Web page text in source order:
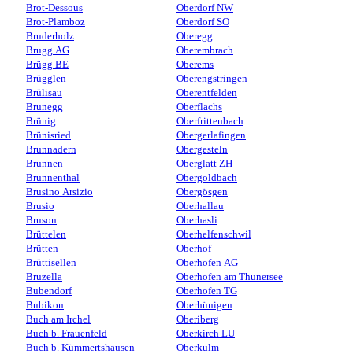
Brot-Dessous
Brot-Plamboz
Bruderholz
Brugg AG
Brügg BE
Brügglen
Brülisau
Brunegg
Brünig
Brünisried
Brunnadern
Brunnen
Brunnenthal
Brusino Arsizio
Brusio
Bruson
Brüttelen
Brütten
Brüttisellen
Bruzella
Bubendorf
Bubikon
Buch am Irchel
Buch b. Frauenfeld
Buch b. Kümmertshausen
Oberdorf NW
Oberdorf SO
Oberegg
Oberembrach
Oberems
Oberengstringen
Oberentfelden
Oberflachs
Oberfrittenbach
Obergerlafingen
Obergesteln
Oberglatt ZH
Obergoldbach
Obergösgen
Oberhallau
Oberhasli
Oberhelfenschwil
Oberhof
Oberhofen AG
Oberhofen am Thunersee
Oberhofen TG
Oberhünigen
Oberiberg
Oberkirch LU
Oberkulm